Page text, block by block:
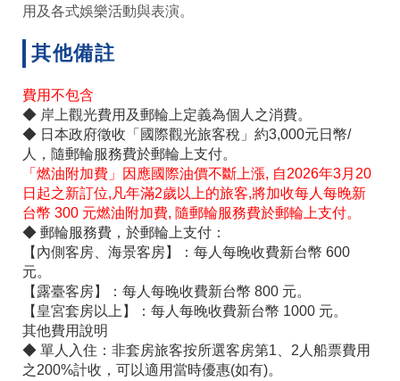
用及各式娛樂活動與表演。
其他備註
費用不包含
◆ 岸上觀光費用及郵輪上定義為個人之消費。
◆ 日本政府徵收「國際觀光旅客稅」約3,000元日幣/
人，隨郵輪服務費於郵輪上支付。
「燃油附加費」因應國際油價不斷上漲, 自2026年3月20
日起之新訂位,凡年滿2歲以上的旅客,將加收每人每晚新
台幣 300 元燃油附加費, 隨郵輪服務費於郵輪上支付。
◆ 郵輪服務費，於郵輪上支付：
【內側客房、海景客房】：每人每晚收費新台幣 600
元。
【露臺客房】：每人每晚收費新台幣 800 元。
【皇宮套房以上】：每人每晚收費新台幣 1000 元。
其他費用說明
◆ 單人入住：非套房旅客按所選客房第1、2人船票費用
之200%計收，可以適用當時優惠(如有)。